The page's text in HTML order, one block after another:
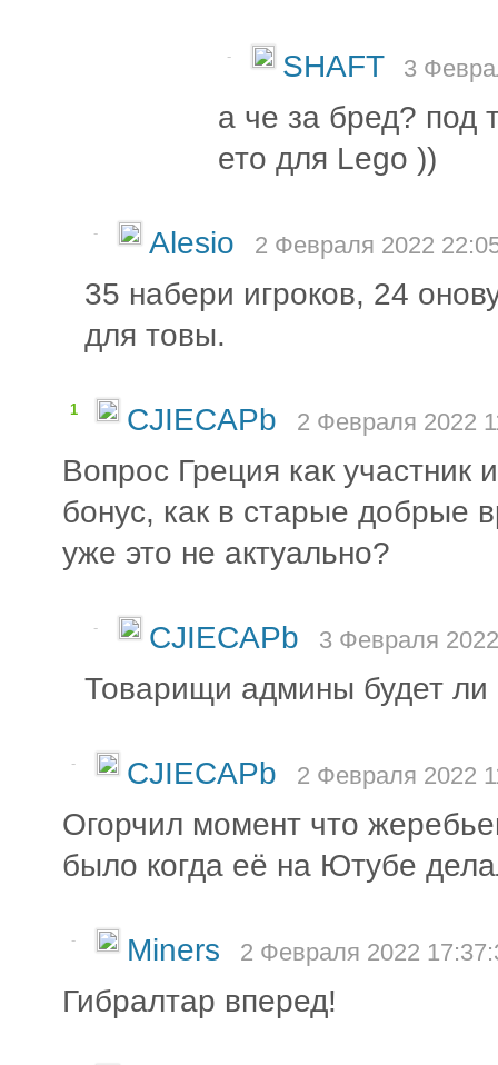
- SHAFT 3
а че за бред? под
ето для Lego ))
- Alesio 2 Февраля 2022
35 набери игроков, 24
для товы.
1 CJIECAPb 2 Февраля 2022
Вопрос Греция как участник
бонус, как в старые добрые
уже это не актуально?
- CJIECAPb 3 Февраля
Товарищи админы будет ли
- CJIECAPb 2 Февраля 2022
Огорчил момент что
было когда её на Ютубе
- Miners 2 Февраля 2022
Гибралтар вперед!